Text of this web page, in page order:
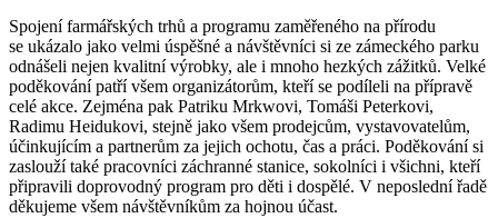
Spojení farmářských trhů a programu zaměřeného na přírodu
se ukázalo jako velmi úspěšné a návštěvníci si ze zámeckého parku
odnášeli nejen kvalitní výrobky, ale i mnoho hezkých zážitků. Velké
poděkování patří všem organizátorům, kteří se podíleli na přípravě
celé akce. Zejména pak Patriku Mrkwovi, Tomáši Peterkovi,
Radimu Heidukovi, stejně jako všem prodejcům, vystavovatelům,
účinkujícím a partnerům za jejich ochotu, čas a práci. Poděkování si
zaslouží také pracovníci záchranné stanice, sokolníci i všichni, kteří
připravili doprovodný program pro děti i dospělé. V neposlední řadě
děkujeme všem návštěvníkům za hojnou účast.